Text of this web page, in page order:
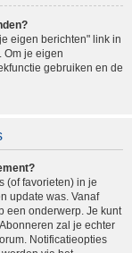
eigen berichten" link in
Om je eigen
gebruiken en de
(of favorieten) in je
update was. Vanaf
een onderwerp. Je kunt
zal je echter
Notificatieopties